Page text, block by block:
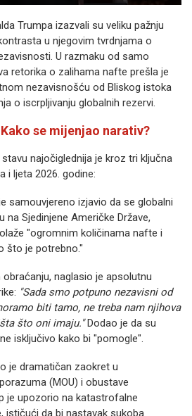
Trumpa izazvali su veliku pažnju
u njegovim tvrdnjama o
U razmaku od samo
retorika o zalihama nafte prešla je
nezavisnošću od Bliskog istoka
o iscrpljivanju globalnih rezervi.
se mijenjao narativ?
najočiglednija je kroz tri ključna
i ljeta 2026. godine:
samouvjereno izjavio da se globalni
na Sjedinjene Američke Države,
"ogromnim količinama nafte i
što je potrebno."
obraćanju, naglasio je apsolutnu
"Sada smo potpuno nezavisni od
biti tamo, ne treba nam njihova
što oni imaju."Dodao je da su
isključivo kako bi "pomogle".
je dramatičan zaokret u
(MOU) i obustave
je upozorio na katastrofalne
ističući da bi nastavak sukoba